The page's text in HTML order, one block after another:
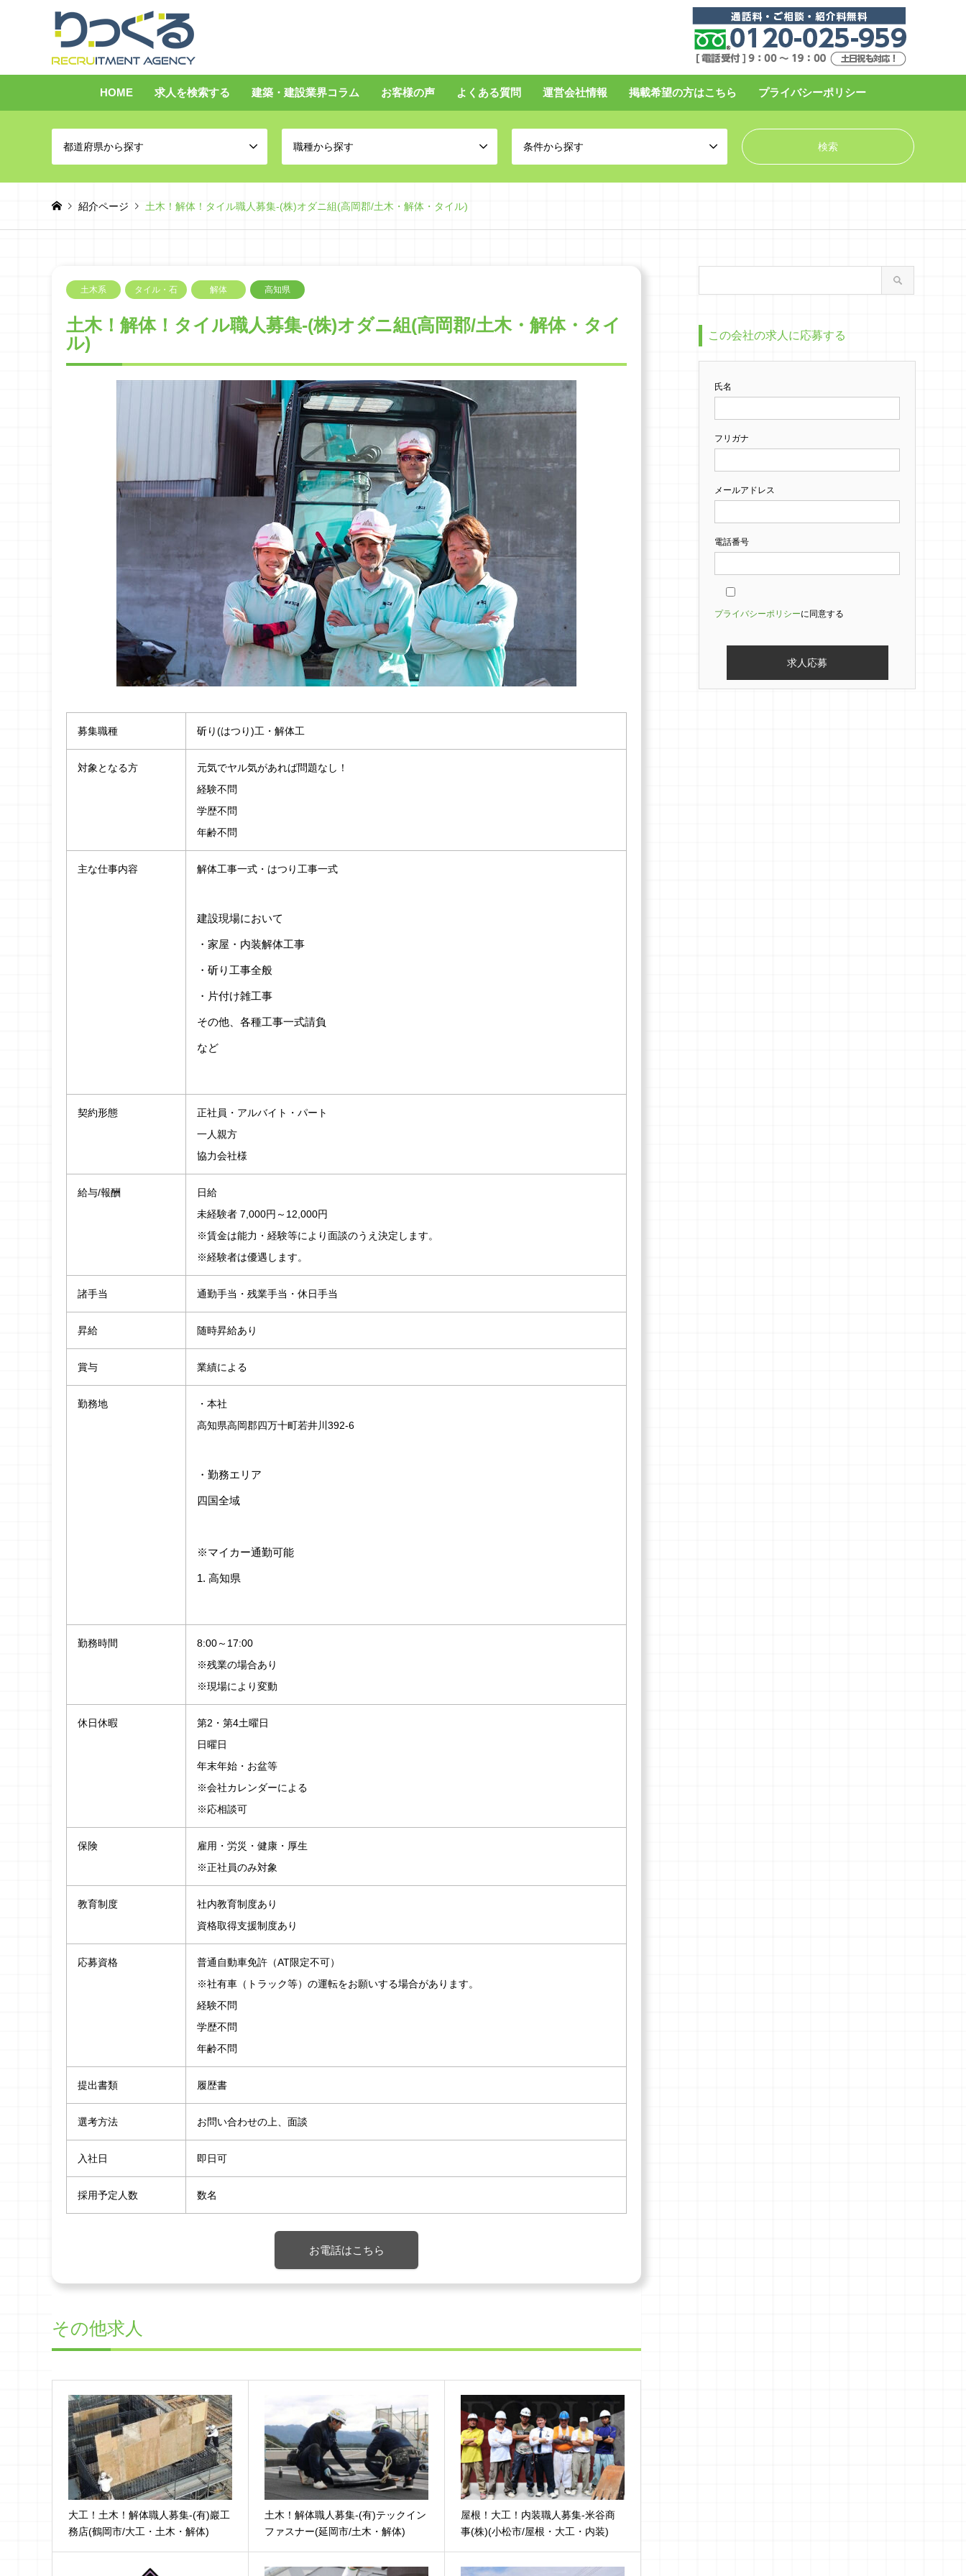
HOME 求人を検索する 建築・建設業界コラム お客様の声 よくある質問 運営会社情報 掲載希望の方はこちら プライバシーポリシー
都道府県から探す 職種から探す 条件から探す
紹介ページ 土木！解体！タイル職人募集-(株)オダニ組(高岡郡/土木・解体・タイル)
土木系 タイル・石 解体 高知県
土木！解体！タイル職人募集-(株)オダニ組(高岡郡/土木・解体・タイ
ル)
募集職種 斫り(はつり)工・解体工
対象となる方
元気でヤル気があれば問題なし！
経験不問
学歴不問
年齢不問
主な仕事内容 解体工事一式・はつり工事一式
建設現場において
・家屋・内装解体工事
・斫り工事全般
・片付け雑工事
その他、各種工事一式請負
など
契約形態
正社員・アルバイト・パート
一人親方
協力会社様
給与/報酬
日給
未経験者 7,000円～12,000円
※賃金は能力・経験等により面談のうえ決定します。
※経験者は優遇します。
諸手当 通勤手当・残業手当・休日手当
昇給 随時昇給あり
賞与 業績による
勤務地
・本社
高知県高岡郡四万十町若井川392-6
・勤務エリア
四国全域
※マイカー通勤可能
1. 高知県
勤務時間
8:00～17:00
※残業の場合あり
※現場により変動
休日休暇
第2・第4土曜日
日曜日
年末年始・お盆等
※会社カレンダーによる
※応相談可
保険
雇用・労災・健康・厚生
※正社員のみ対象
教育制度
社内教育制度あり
資格取得支援制度あり
応募資格
普通自動車免許（AT限定不可）
※社有車（トラック等）の運転をお願いする場合があります。
経験不問
学歴不問
年齢不問
提出書類 履歴書
選考方法 お問い合わせの上、面談
入社日 即日可
採用予定人数 数名
お電話はこちら
その他求人
大工！土木！解体職人募集-(有)巖工
務店(鶴岡市/大工・土木・解体)
土木！解体職人募集-(有)テックイン
ファスナー(延岡市/土木・解体)
屋根！大工！内装職人募集-米谷商
事(株)(小松市/屋根・大工・内装)
この会社の求人に応募する
氏名
フリガナ
メールアドレス
電話番号
プライバシーポリシーに同意する